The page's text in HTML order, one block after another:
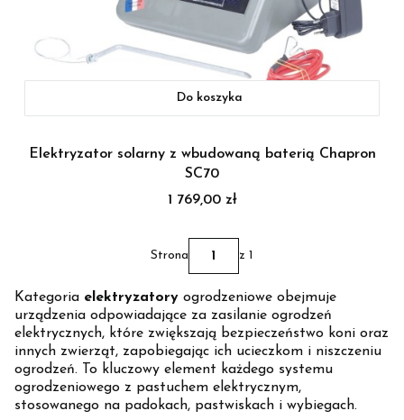
Do koszyka
Elektryzator solarny z wbudowaną baterią Chapron
SC70
Cena
1 769,00 zł
Strona z 1
Kategoria elektryzatory ogrodzeniowe obejmuje
urządzenia odpowiadające za zasilanie ogrodzeń
elektrycznych, które zwiększają bezpieczeństwo koni oraz
innych zwierząt, zapobiegając ich ucieczkom i niszczeniu
ogrodzeń. To kluczowy element każdego systemu
ogrodzeniowego z pastuchem elektrycznym,
stosowanego na padokach, pastwiskach i wybiegach.